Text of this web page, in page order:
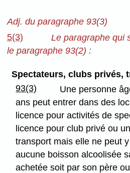
Adj. du paragraphe 93(3)
5(3)
Le paragraphe qui
le paragraphe 93(2) :
Spectateurs, clubs privés,
93(3)
Une personne
ans peut entrer dans des
licence pour activités de
licence pour club privé ou
transport mais elle ne peut
aucune boisson alcoolisée
achetée soit par son père